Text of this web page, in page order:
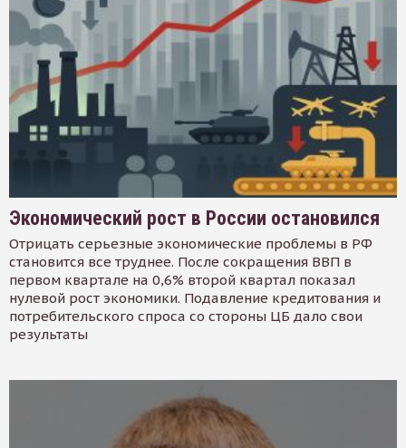
Экономический рост в России остановился
Отрицать серьезные экономические проблемы в РФ
становится все труднее. После сокращения ВВП в
первом квартале на 0,6% второй квартал показал
нулевой рост экономики. Подавление кредитования и
потребительского спроса со стороны ЦБ дало свои
результаты